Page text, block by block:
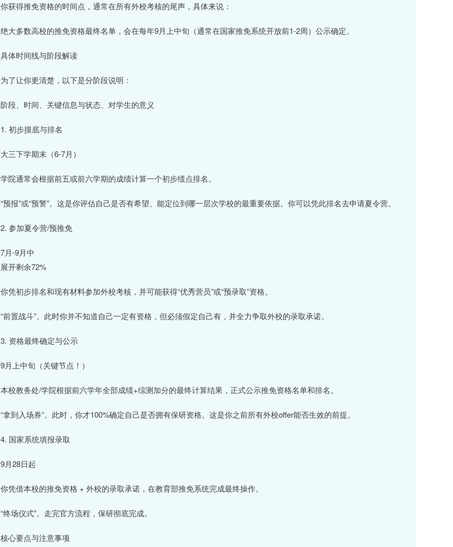
你获得推免资格的时间点，通常在所有外校考核的尾声，具体来说：
绝大多数高校的推免资格最终名单，会在每年9月上中旬（通常在国家推免系统开放前1-2周）公示确定。
具体时间线与阶段解读
为了让你更清楚，以下是分阶段说明：
阶段、时间、关键信息与状态、对学生的意义
1. 初步摸底与排名
大三下学期末（6-7月）
学院通常会根据前五或前六学期的成绩计算一个初步绩点排名。
“预报”或“预警”。这是你评估自己是否有希望、能定位到哪一层次学校的最重要依据。你可以凭此排名去申请夏令营。
2. 参加夏令营/预推免
7月-9月中
展开剩余72%
你凭初步排名和现有材料参加外校考核，并可能获得“优秀营员”或“预录取”资格。
“前置战斗”。此时你并不知道自己一定有资格，但必须假定自己有，并全力争取外校的录取承诺。
3. 资格最终确定与公示
9月上中旬（关键节点！）
本校教务处/学院根据前六学年全部成绩+综测加分的最终计算结果，正式公示推免资格名单和排名。
“拿到入场券”。此时，你才100%确定自己是否拥有保研资格。这是你之前所有外校offer能否生效的前提。
4. 国家系统填报录取
9月28日起
你凭借本校的推免资格 + 外校的录取承诺，在教育部推免系统完成最终操作。
“终场仪式”。走完官方流程，保研彻底完成。
核心要点与注意事项